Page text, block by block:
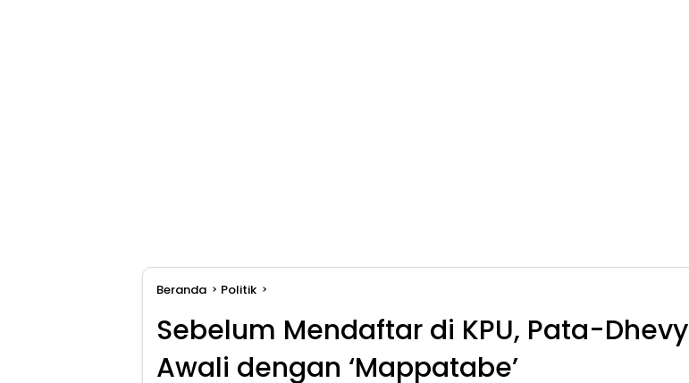
Beranda Politik
Sebelum Mendaftar di KPU, Pata-Dhevy
Awali dengan ‘Mappatabe’